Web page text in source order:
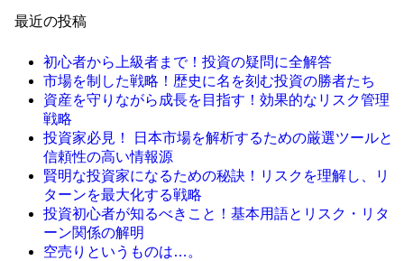
最近の投稿
初心者から上級者まで！投資の疑問に全解答
市場を制した戦略！歴史に名を刻む投資の勝者たち
資産を守りながら成長を目指す！効果的なリスク管理
戦略
投資家必見！ 日本市場を解析するための厳選ツールと
信頼性の高い情報源
賢明な投資家になるための秘訣！リスクを理解し、リ
ターンを最大化する戦略
投資初心者が知るべきこと！基本用語とリスク・リタ
ーン関係の解明
空売りというものは…。